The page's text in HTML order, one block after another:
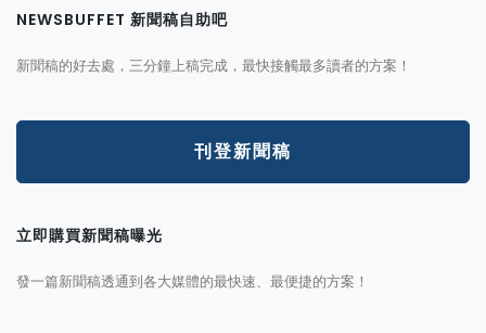
NEWSBUFFET 新聞稿自助吧
新聞稿的好去處，三分鐘上稿完成，最快接觸最多讀者的方案！
刊登新聞稿
立即購買新聞稿曝光
發一篇新聞稿透通到各大媒體的最快速、最便捷的方案！